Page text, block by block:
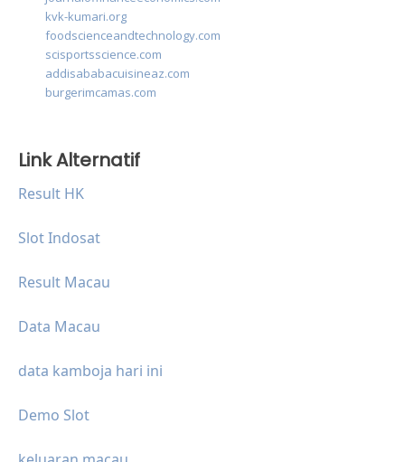
kvk-kumari.org
foodscienceandtechnology.com
scisportsscience.com
addisababacuisineaz.com
burgerimcamas.com
Link Alternatif
Result HK
Slot Indosat
Result Macau
Data Macau
data kamboja hari ini
Demo Slot